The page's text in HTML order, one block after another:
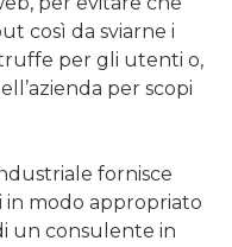
così da sviarne i
per gli utenti o,
per scopi
fornisce
in modo appropriato
un consulente in